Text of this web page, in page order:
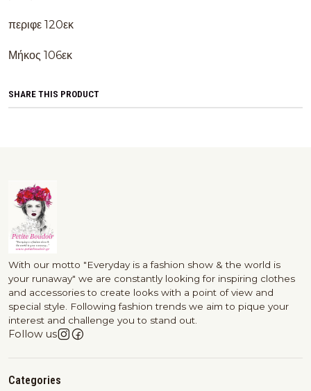
περιφε 120εκ
Μήκος 106εκ
SHARE THIS PRODUCT
With our motto "Everyday is a fashion show & the world is
your runaway" we are constantly looking for inspiring clothes
and accessories to create looks with a point of view and
special style. Following fashion trends we aim to pique your
interest and challenge you to stand out.
Follow us
Categories